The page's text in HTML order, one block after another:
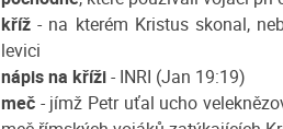
kříž - na kterém Kristus skonal,
levici
nápis na kříži- INRI (Jan 19:19)
meč - jímž Petr uťal ucho